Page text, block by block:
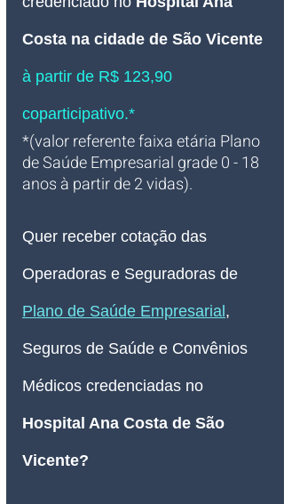
Costa na cidade de São Vicente
à partir de R$ 123,90
coparticipativo.*
*(valor referente faixa etária Plano
de Saúde Empresarial grade 0 - 18
anos à partir de 2 vidas).
Quer receber cotação das
Operadoras e Seguradoras de
Plano de Saúde Empresarial ,
Seguros de Saúde e Convênios
Médicos credenciadas no
Hospital Ana Costa de São
Vicente?